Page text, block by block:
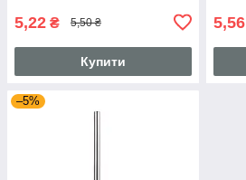
5,22 ₴ 5,50 ₴
Купити
5,56
–5%